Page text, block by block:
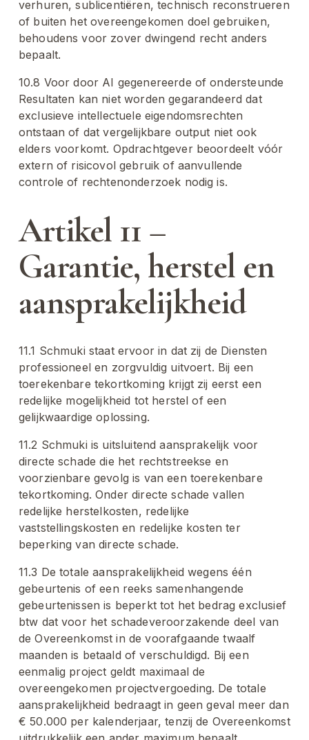
verhuren, sublicentiëren, technisch reconstrueren
of buiten het overeengekomen doel gebruiken,
behoudens voor zover dwingend recht anders
bepaalt.
10.8 Voor door AI gegenereerde of ondersteunde
Resultaten kan niet worden gegarandeerd dat
exclusieve intellectuele eigendomsrechten
ontstaan of dat vergelijkbare output niet ook
elders voorkomt. Opdrachtgever beoordeelt vóór
extern of risicovol gebruik of aanvullende
controle of rechtenonderzoek nodig is.
Artikel 11 –
Garantie, herstel en
aansprakelijkheid
11.1 Schmuki staat ervoor in dat zij de Diensten
professioneel en zorgvuldig uitvoert. Bij een
toerekenbare tekortkoming krijgt zij eerst een
redelijke mogelijkheid tot herstel of een
gelijkwaardige oplossing.
11.2 Schmuki is uitsluitend aansprakelijk voor
directe schade die het rechtstreekse en
voorzienbare gevolg is van een toerekenbare
tekortkoming. Onder directe schade vallen
redelijke herstelkosten, redelijke
vaststellingskosten en redelijke kosten ter
beperking van directe schade.
11.3 De totale aansprakelijkheid wegens één
gebeurtenis of een reeks samenhangende
gebeurtenissen is beperkt tot het bedrag exclusief
btw dat voor het schadeveroorzakende deel van
de Overeenkomst in de voorafgaande twaalf
maanden is betaald of verschuldigd. Bij een
eenmalig project geldt maximaal de
overeengekomen projectvergoeding. De totale
aansprakelijkheid bedraagt in geen geval meer dan
€ 50.000 per kalenderjaar, tenzij de Overeenkomst